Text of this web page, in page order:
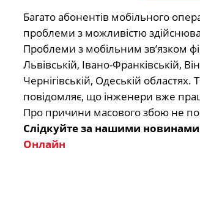
Багато абонентів мобільного
проблеми з можливістю
Проблеми з мобільним зв’язком
Львівській, Івано-Франківській,
Чернігівській, Одеській областях.
повідомляє, що інженери вже
Про причини масового збою не
Слідкуйте за нашими новинами
Онлайн